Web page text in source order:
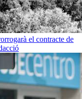
el contracte de